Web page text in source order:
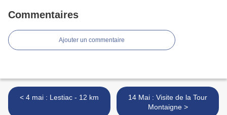
Commentaires
Ajouter un commentaire
< 4 mai : Lestiac - 12 km
14 Mai : Visite de la Tour
Montaigne >